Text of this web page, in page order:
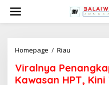
w
Homepage / Riau
r
a
Viralnya
Kawasan HPT,